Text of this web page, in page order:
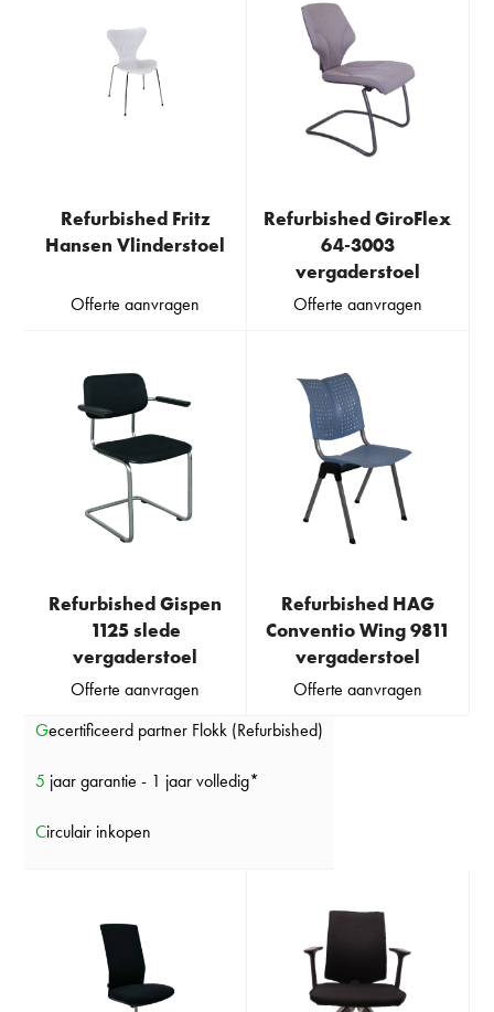
Refurbished Fritz
Hansen Vlinderstoel
Offerte aanvragen
Refurbished GiroFlex
64-3003
vergaderstoel
Offerte aanvragen
Refurbished Gispen
1125 slede
vergaderstoel
Offerte aanvragen
Refurbished HAG
Conventio Wing 9811
vergaderstoel
Offerte aanvragen
Gecertificeerd partner Flokk (Refurbished)
5 jaar garantie - 1 jaar volledig*
Circulair inkopen